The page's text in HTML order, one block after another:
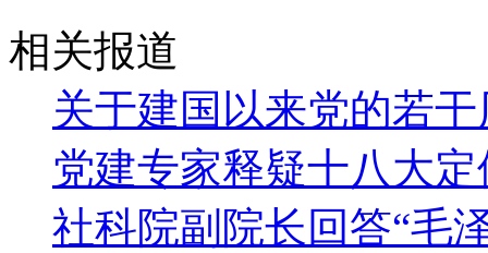
相关报道
关于建国以来党的若
党建专家释疑十八大
社科院副院长回答“毛